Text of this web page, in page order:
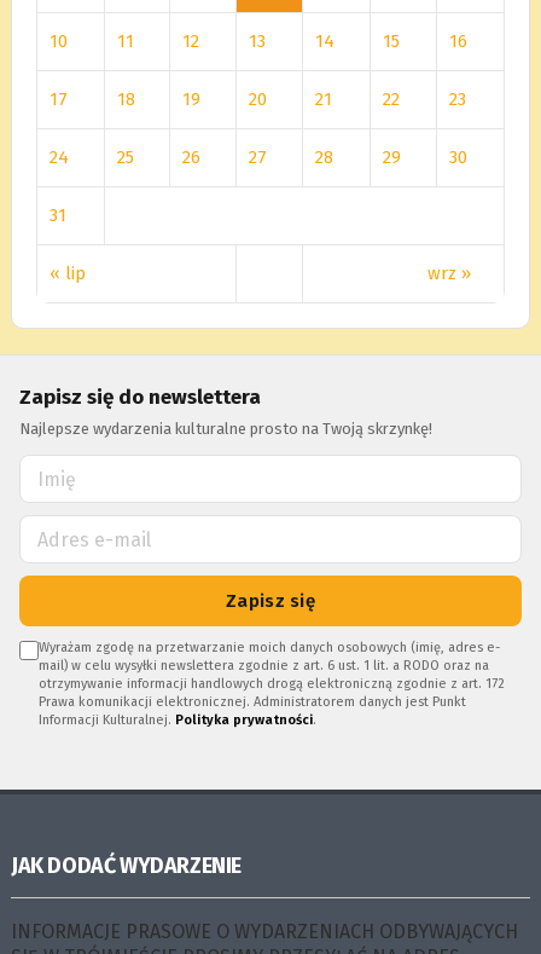
« lip wrz »
10 11 12 13 14 15 16
17 18 19 20 21 22 23
24 25 26 27 28 29 30
31
Zapisz się do newslettera
Najlepsze wydarzenia kulturalne prosto na Twoją skrzynkę!
Zapisz się
Wyrażam zgodę na przetwarzanie moich danych osobowych (imię, adres e-
mail) w celu wysyłki newslettera zgodnie z art. 6 ust. 1 lit. a RODO oraz na
otrzymywanie informacji handlowych drogą elektroniczną zgodnie z art. 172
Prawa komunikacji elektronicznej. Administratorem danych jest Punkt
Informacji Kulturalnej. Polityka prywatności.
JAK DODAĆ WYDARZENIE
INFORMACJE PRASOWE O WYDARZENIACH ODBYWAJĄCYCH